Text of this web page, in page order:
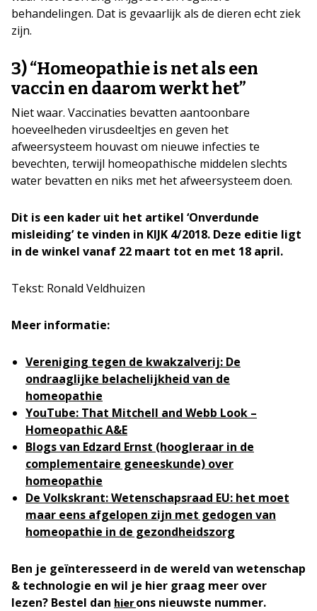
behandelingen. Dat is gevaarlijk als de dieren echt ziek
zijn.
3) “Homeopathie is net als een
vaccin en daarom werkt het”
Niet waar. Vaccinaties bevatten aantoonbare
hoeveelheden virusdeeltjes en geven het
afweersysteem houvast om nieuwe infecties te
bevechten, terwijl homeopathische middelen slechts
water bevatten en niks met het afweersysteem doen.
Dit is een kader uit het artikel ‘Onverdunde
misleiding’ te vinden in KIJK 4/2018. Deze editie ligt
in de winkel vanaf 22 maart tot en met 18 april.
Tekst: Ronald Veldhuizen
Meer informatie:
Vereniging tegen de kwakzalverij: De
ondraaglijke belachelijkheid van de
homeopathie
YouTube: That Mitchell and Webb Look –
Homeopathic A&E
Blogs van Edzard Ernst (hoogleraar in de
complementaire geneeskunde) over
homeopathie
De Volkskrant: Wetenschapsraad EU: het moet
maar eens afgelopen zijn met gedogen van
homeopathie in de gezondheidszorg
Ben je geïnteresseerd in de wereld van wetenschap
& technologie en wil je hier graag meer over
lezen? Bestel dan hierons nieuwste nummer.